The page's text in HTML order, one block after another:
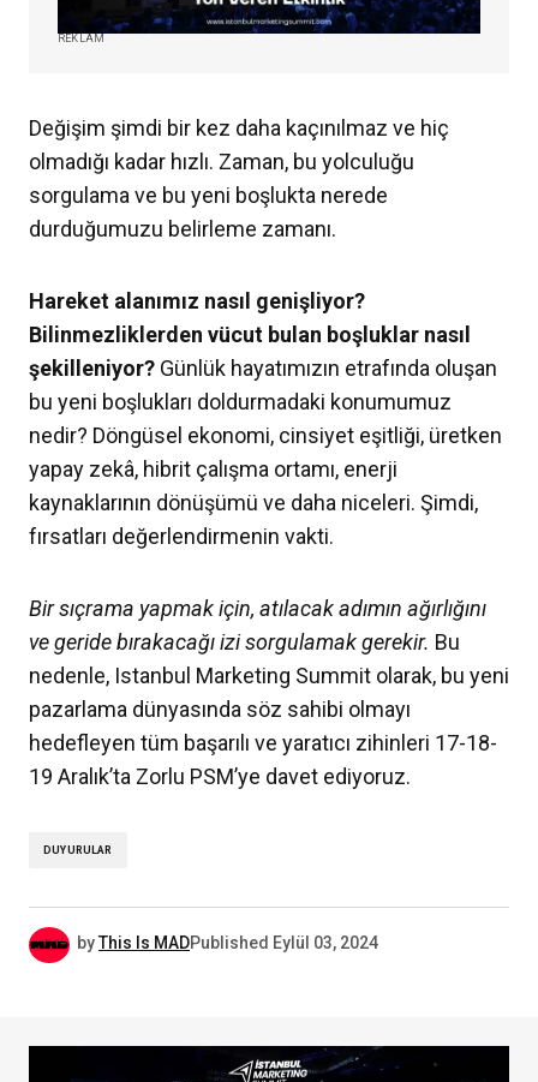
REKLAM
Değişim şimdi bir kez daha kaçınılmaz ve hiç
olmadığı kadar hızlı. Zaman, bu yolculuğu
sorgulama ve bu yeni boşlukta nerede
durduğumuzu belirleme zamanı.
Hareket alanımız nasıl genişliyor?
Bilinmezliklerden vücut bulan boşluklar nasıl
şekilleniyor? Günlük hayatımızın etrafında oluşan
bu yeni boşlukları doldurmadaki konumumuz
nedir? Döngüsel ekonomi, cinsiyet eşitliği, üretken
yapay zekâ, hibrit çalışma ortamı, enerji
kaynaklarının dönüşümü ve daha niceleri. Şimdi,
fırsatları değerlendirmenin vakti.
Bir sıçrama yapmak için, atılacak adımın ağırlığını
ve geride bırakacağı izi sorgulamak gerekir. Bu
nedenle, Istanbul Marketing Summit olarak, bu yeni
pazarlama dünyasında söz sahibi olmayı
hedefleyen tüm başarılı ve yaratıcı zihinleri 17-18-
19 Aralık’ta Zorlu PSM’ye davet ediyoruz.
DUYURULAR
byThis Is MADPublished Eylül 03, 2024